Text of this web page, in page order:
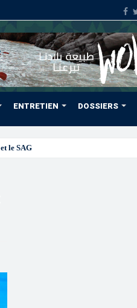
ENTRETIEN DOSSIERS